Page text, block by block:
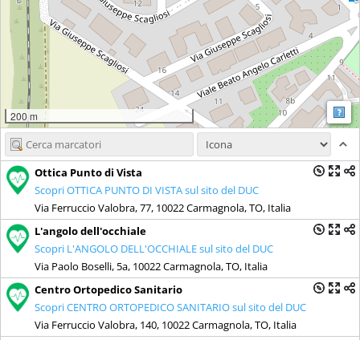
200 m
Ottica Punto di Vista
Scopri OTTICA PUNTO DI VISTA sul sito del DUC
Via Ferruccio Valobra, 77, 10022 Carmagnola, TO, Italia
L'angolo dell'occhiale
Scopri L'ANGOLO DELL'OCCHIALE sul sito del DUC
Via Paolo Boselli, 5a, 10022 Carmagnola, TO, Italia
Centro Ortopedico Sanitario
Scopri CENTRO ORTOPEDICO SANITARIO sul sito del DUC
Via Ferruccio Valobra, 140, 10022 Carmagnola, TO, Italia